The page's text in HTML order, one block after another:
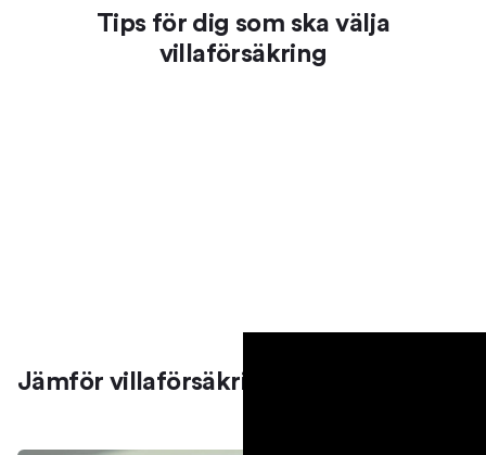
Tips för dig som ska välja
villaförsäkring
Jämför villaförsäkringar